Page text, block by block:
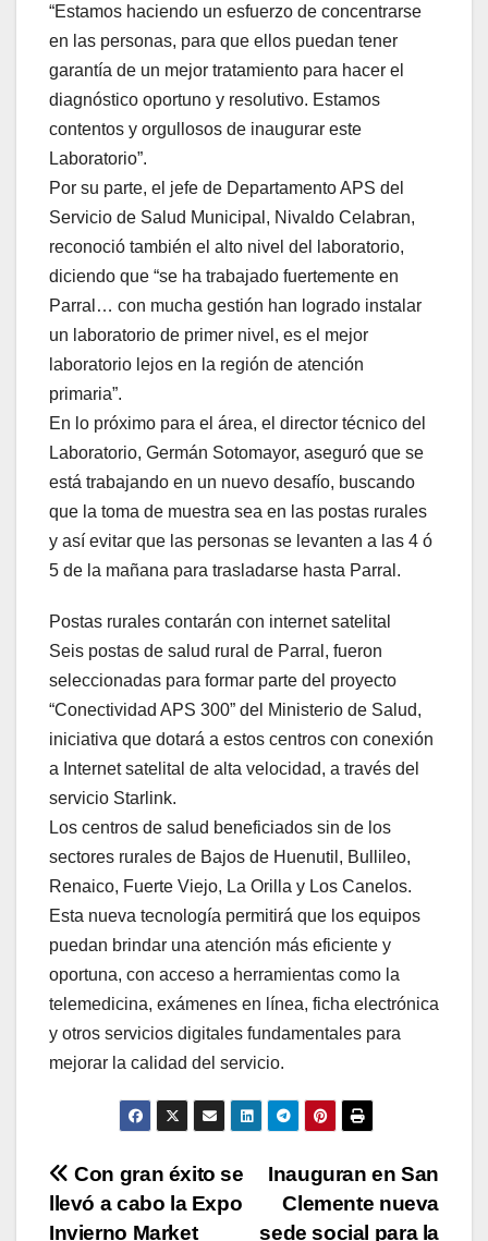
“Estamos haciendo un esfuerzo de concentrarse
en las personas, para que ellos puedan tener
garantía de un mejor tratamiento para hacer el
diagnóstico oportuno y resolutivo. Estamos
contentos y orgullosos de inaugurar este
Laboratorio”.
Por su parte, el jefe de Departamento APS del
Servicio de Salud Municipal, Nivaldo Celabran,
reconoció también el alto nivel del laboratorio,
diciendo que “se ha trabajado fuertemente en
Parral… con mucha gestión han logrado instalar
un laboratorio de primer nivel, es el mejor
laboratorio lejos en la región de atención
primaria”.
En lo próximo para el área, el director técnico del
Laboratorio, Germán Sotomayor, aseguró que se
está trabajando en un nuevo desafío, buscando
que la toma de muestra sea en las postas rurales
y así evitar que las personas se levanten a las 4 ó
5 de la mañana para trasladarse hasta Parral.
Postas rurales contarán con internet satelital
Seis postas de salud rural de Parral, fueron
seleccionadas para formar parte del proyecto
“Conectividad APS 300” del Ministerio de Salud,
iniciativa que dotará a estos centros con conexión
a Internet satelital de alta velocidad, a través del
servicio Starlink.
Los centros de salud beneficiados sin de los
sectores rurales de Bajos de Huenutil, Bullileo,
Renaico, Fuerte Viejo, La Orilla y Los Canelos.
Esta nueva tecnología permitirá que los equipos
puedan brindar una atención más eficiente y
oportuna, con acceso a herramientas como la
telemedicina, exámenes en línea, ficha electrónica
y otros servicios digitales fundamentales para
mejorar la calidad del servicio.
Navegación
de
Inauguran en San
Clemente nueva
sede social para la
Con gran éxito se
llevó a cabo la Expo
Invierno Market